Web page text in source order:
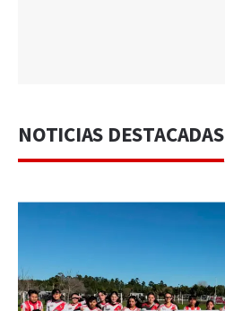
NOTICIAS DESTACADAS